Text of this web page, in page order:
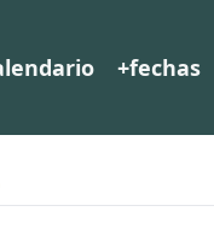
+fechas